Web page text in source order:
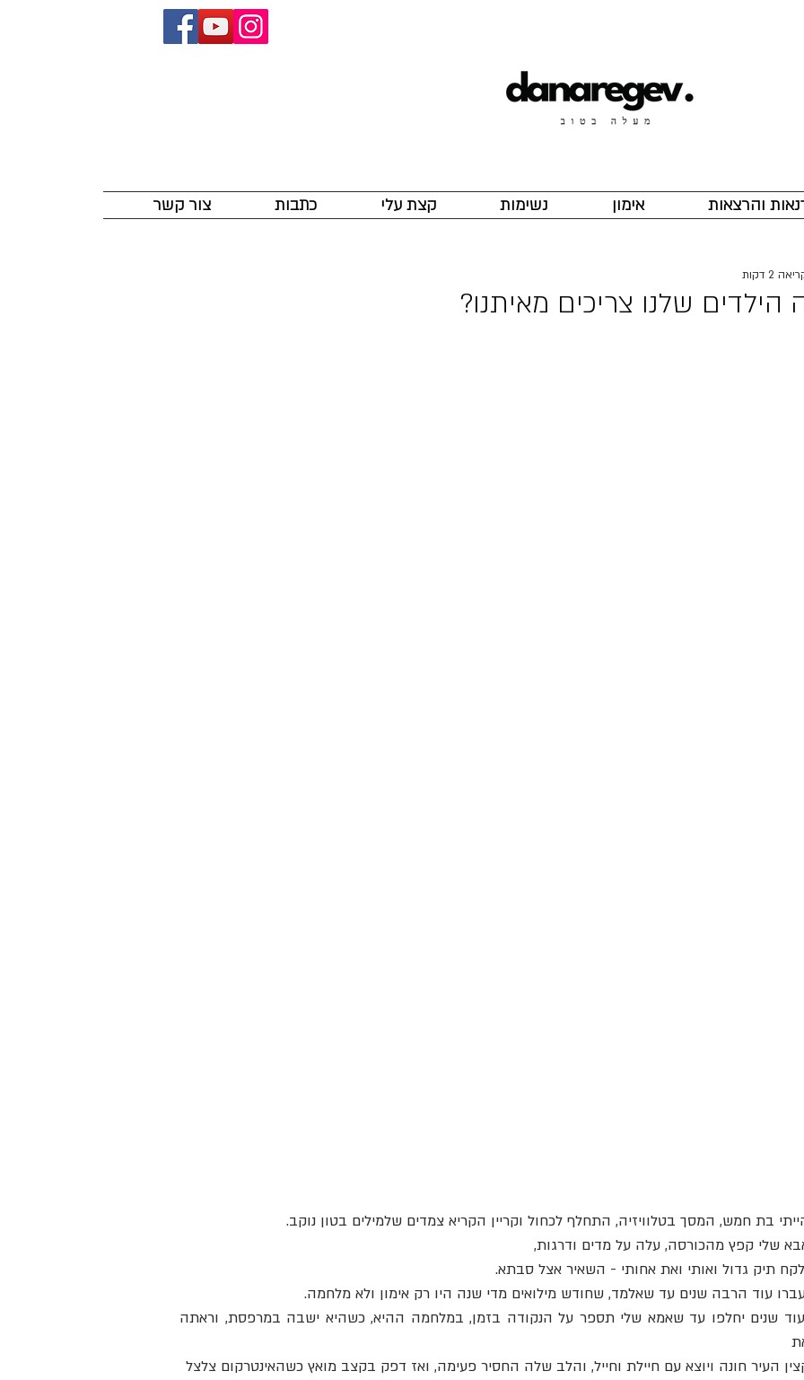
צור קשר כתבות קצת עלי נשימות אימון והרצאות
הילדים שלנו צריכים מאיתנו?
2 דקות
בת חמש, המסך בטלוויזיה, התחלף לכחול וקריין הקריא צמדים שלמילים בטון נוקב.
שלי קפץ מהכורסה, עלה על מדים ודרגות,
עוד הרבה שנים עד שאלמד, שחודש מילואים מדי שנה היו רק אימון ולא מלחמה.
העיר חונה ויוצא עם חיילת וחייל, והלב שלה החסיר פעימה, ואז דפק בקצב מואץ כשהאינטרקום צלצל